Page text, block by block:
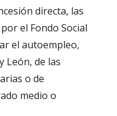
directa, las
el Fondo Social
el autoempleo,
León, de las
o de
medio o